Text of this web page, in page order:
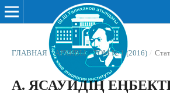
ГЛАВНАЯ / АРХИВЫ / ТОМ № 1 (2016) /
А. ЯСАУИДІҢ